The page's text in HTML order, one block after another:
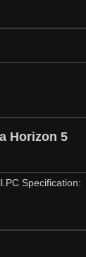
Horizon 5
Specification: